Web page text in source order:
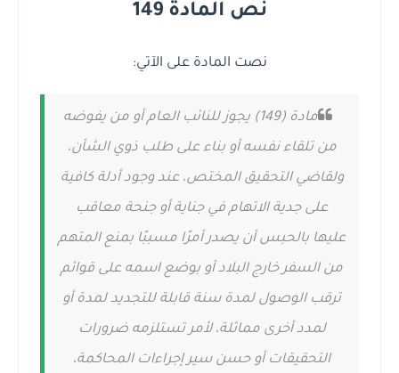
نص المادة 149
نصت المادة على الآتي:
مادة (149) يجوز للنائب العام أو من يفوضه
من تلقاء نفسه أو بناء على طلب ذوي الشأن،
ولقاضي التحقيق المختص، عند وجود أدلة كافية
على جدية الاتهام في جناية أو جنحة معاقب
عليها بالحبس أن يصدر أمرًا مسببًا بمنع المتهم
من السفر خارج البلاد أو بوضع اسمه على قوائم
ترقب الوصول لمدة سنة قابلة للتجديد لمدة أو
لمدد أخرى مماثلة، لأمر تستلزمه ضرورات
التحقيقات أو حسن سير إجراءات المحاكمة،